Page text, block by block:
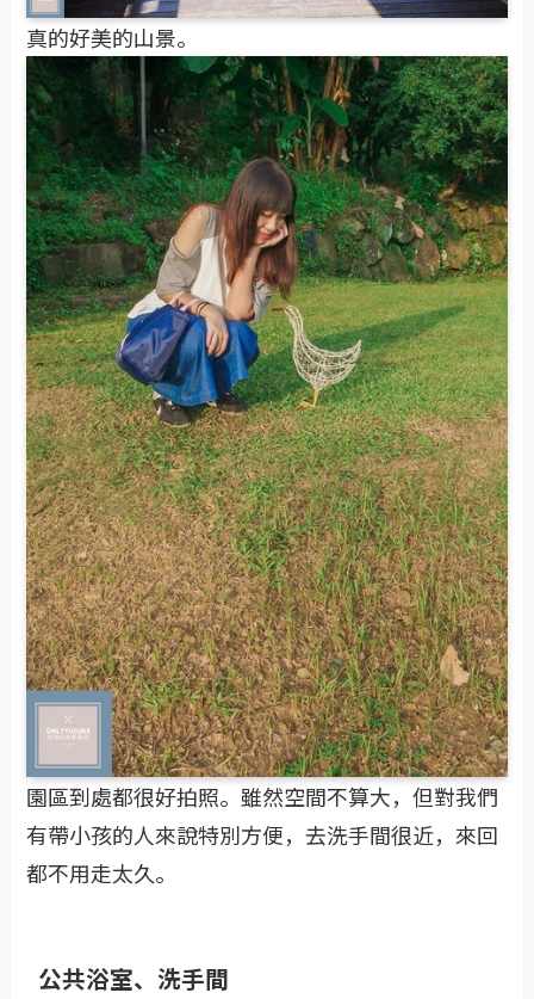
真的好美的山景。
園區到處都很好拍照。雖然空間不算大，但對我們
有帶小孩的人來說特別方便，去洗手間很近，來回
都不用走太久。
公共浴室、洗手間